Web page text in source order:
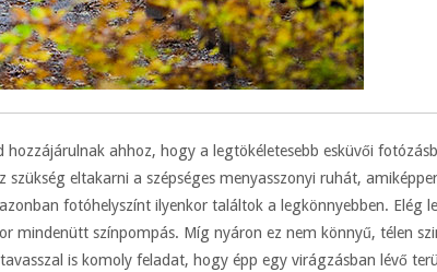
ahhoz, hogy a legtökéletesebb esküvői
eltakarni a szépséges menyasszonyi ruhát,
fotóhelyszínt ilyenkor találtok a legkönnyebben. Elég
mindenütt színpompás. Míg nyáron ez nem könnyű, télen
is komoly feladat, hogy épp egy virágzásban lévő